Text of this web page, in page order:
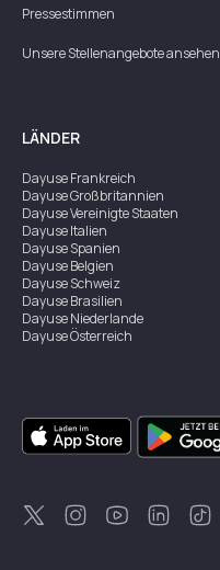
Pressestimmen
Unsere Stellenangebote ansehen
LÄNDER
DayuseFrankreich
DayuseGroßbritannien
DayuseVereinigte Staaten
DayuseItalien
DayuseSpanien
DayuseBelgien
DayuseSchweiz
DayuseBrasilien
DayuseNiederlande
DayuseÖsterreich
DayuseSingapur
DayuseZweden
DayuseThailand
DayuseNeuseeland
DayuseTürkei